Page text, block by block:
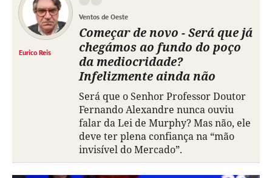
Eurico Reis
Ventos de Oeste
Começar de novo - Será que já
chegámos ao fundo do poço
da mediocridade?
Infelizmente ainda não
Será que o Senhor Professor Doutor
Fernando Alexandre nunca ouviu
falar da Lei de Murphy? Mas não, ele
deve ter plena confiança na “mão
invisível do Mercado”.